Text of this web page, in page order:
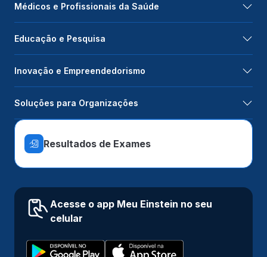
Médicos e Profissionais da Saúde
Educação e Pesquisa
Inovação e Empreendedorismo
Soluções para Organizações
Resultados de Exames
Acesse o app Meu Einstein no seu
celular